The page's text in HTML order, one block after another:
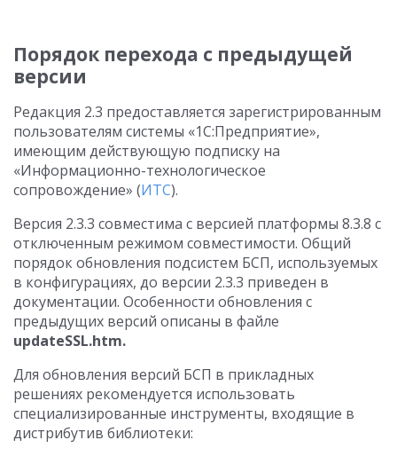
Порядок перехода с предыдущей
версии
Редакция 2.3 предоставляется зарегистрированным
пользователям системы «1С:Предприятие»,
имеющим действующую подписку на
«Информационно-технологическое
сопровождение» (ИТС).
Версия 2.3.3 совместима с версией платформы 8.3.8 с
отключенным режимом совместимости. Общий
порядок обновления подсистем БСП, используемых
в конфигурациях, до версии 2.3.3 приведен в
документации. Особенности обновления с
предыдущих версий описаны в файле
updateSSL.htm.
Для обновления версий БСП в прикладных
решениях рекомендуется использовать
специализированные инструменты, входящие в
дистрибутив библиотеки: